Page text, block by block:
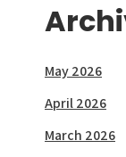
May 2026
April 2026
March 2026